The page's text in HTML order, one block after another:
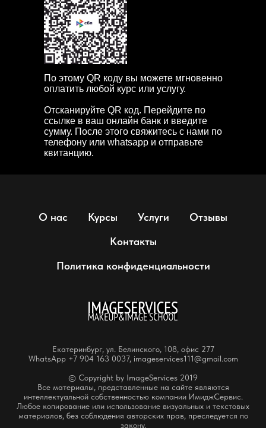
По этому QR коду вы можете мгновенно
оплатить любой курс или услугу.
Отсканируйте QR код. Перейдите по
ссылке в ваш онлайн банк и введите
сумму. После этого свяжитесь с нами по
телефону или whatsapp и отправьте
квитанцию.
О нас Курсы Услуги
Отзывы
Контакты
Политика конфиденциальности
Екатеринбург, ул. Белинского, 108, офис 277
WhatsApp +7 904 163 0037, imageservices111@gmail.com
© Copyright by ImageServices 2019
Все материалы, представленные на сайте являются
интеллектуальной собственностью компании ИмиджСервис.
Любое копирование или использование визуальных и текстовых
материалов, без соблюдения авторских прав, преследуется по
закону.